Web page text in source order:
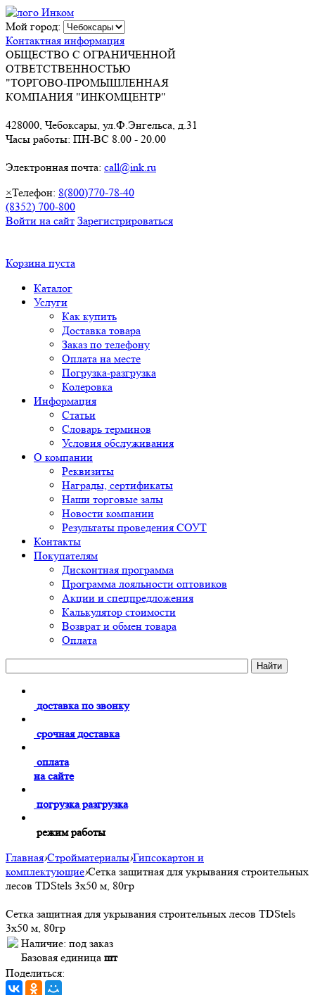
Мой город:
Контактная информация
ОБЩЕСТВО С ОГРАНИЧЕННОЙ
ОТВЕТСТВЕННОСТЬЮ
"ТОРГОВО-ПРОМЫШЛЕННАЯ
КОМПАНИЯ "ИНКОМЦЕНТР"
428000, Чебоксары, ул.Ф.Энгельса, д.31
Часы работы: ПН-ВС 8.00 - 20.00
Электронная почта: call@ink.ru
×Телефон: 8(800)770-78-40
(8352) 700-800
Войти на сайт Зарегистрироваться
Корзина пуста
Каталог
Услуги
Как купить
Доставка товара
Заказ по телефону
Оплата на месте
Погрузка-разгрузка
Колеровка
Информация
Статьи
Словарь терминов
Условия обслуживания
О компании
Реквизиты
Награды, сертификаты
Наши торговые залы
Новости компании
Результаты проведения СОУТ
Контакты
Покупателям
Дисконтная программа
Программа лояльности оптовиков
Акции и спецпредложения
Калькулятор стоимости
Возврат и обмен товара
Оплата
доставка по звонку
срочная доставка
оплата
на сайте
погрузка разгрузка
режим работы
Главная›Стройматериалы›Гипсокартон и
комплектующие›Сетка защитная для укрывания строительных
лесов TDStels 3х50 м, 80гр
Сетка защитная для укрывания строительных лесов TDStels
3х50 м, 80гр
Наличие: под заказ
Базовая единица шт
Поделиться: